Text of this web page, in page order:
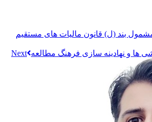
بند (ل) قانون مالیات های مستقیم
ها و نهادینه سازی فرهنگ مطالعه